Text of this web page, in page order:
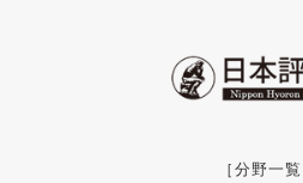
［分野一覧